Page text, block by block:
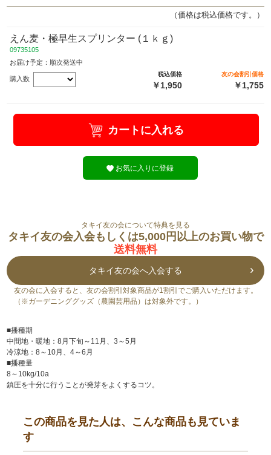
（価格は税込価格です。）
えん麦・極早生スプリンター (１ｋｇ)
09735105
お届け予定：順次発送中
購入数
税込価格
￥1,950
友の会割引価格
￥1,755
カートに入れる
お気に入りに登録
タキイ友の会について特典を見る
タキイ友の会入会もしくは5,000円以上のお買い物で
送料無料
タキイ友の会へ入会する
友の会に入会すると、友の会割引対象商品が1割引でご購入いただけます。
（※ガーデニンググッズ（農園芸用品）は対象外です。）
■播種期
中間地・暖地：8月下旬～11月、3～5月
冷涼地：8～10月、4～6月
■播種量
8～10kg/10a
鎮圧を十分に行うことが発芽をよくするコツ。
この商品を見た人は、こんな商品も見ていま
す